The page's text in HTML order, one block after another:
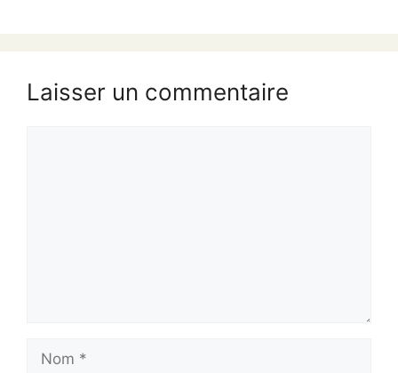
Laisser un commentaire